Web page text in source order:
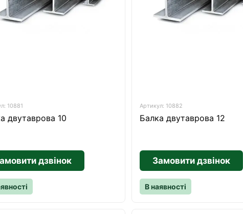
10881
двутаврова 10
дзвінок
Артикул: 10882
Балка двутаврова 12
Замовити дзвінок
В наявності